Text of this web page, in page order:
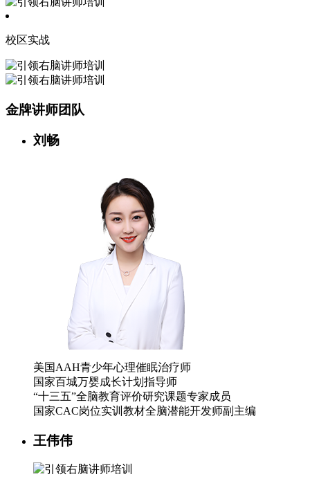
校区实战
金牌讲师团队
刘畅
美国AAH青少年心理催眠治疗师
国家百城万婴成长计划指导师
“十三五”全脑教育评价研究课题专家成员
国家CAC岗位实训教材全脑潜能开发师副主编
王伟伟